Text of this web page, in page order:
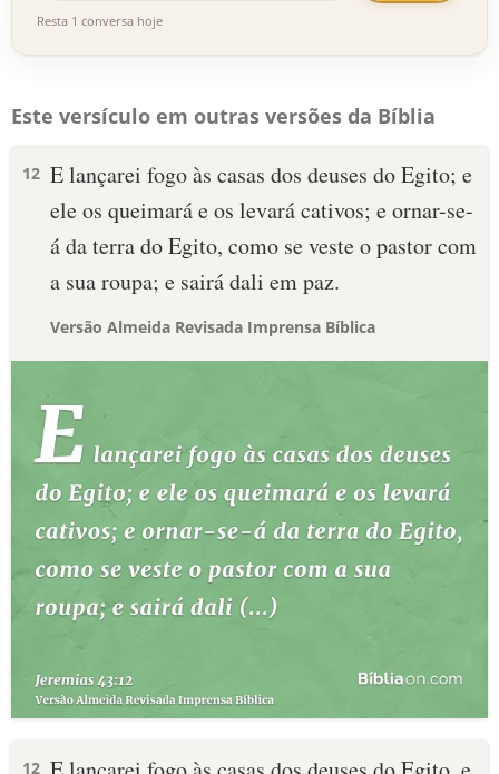
Resta 1 conversa hoje
Este versículo em outras versões da Bíblia
12 E lançarei fogo às casas dos deuses do Egito; e
ele os queimará e os levará cativos; e ornar-se-
á da terra do Egito, como se veste o pastor com
a sua roupa; e sairá dali em paz.
Versão Almeida Revisada Imprensa Bíblica
12